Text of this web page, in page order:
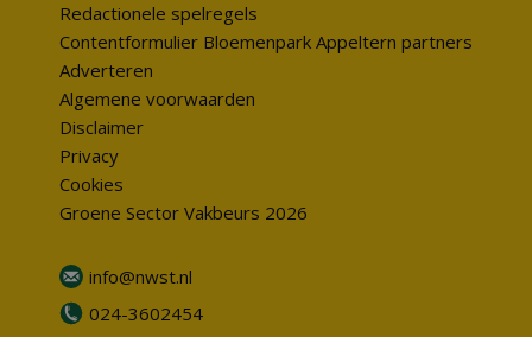
Redactionele spelregels
Contentformulier Bloemenpark Appeltern partners
Adverteren
Algemene voorwaarden
Disclaimer
Privacy
Cookies
Groene Sector Vakbeurs 2026
info@nwst.nl
024-3602454